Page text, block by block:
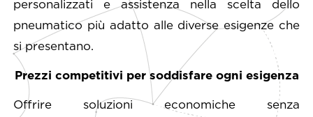
personalizzati e assistenza nella scelta dello
pneumatico più adatto alle diverse esigenze che
si presentano.
Prezzi competitivi per soddisfare ogni esigenza
Offrire soluzioni economiche senza